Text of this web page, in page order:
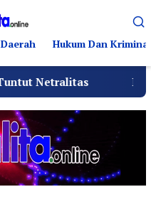
Daerah Hukum Dan Kriminal
Komando